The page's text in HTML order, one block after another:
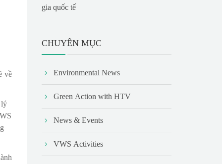
về
lý
gia quốc tế
CHUYÊN MỤC
Environmental News
Green Action with HTV
News & Events
VWS Activities